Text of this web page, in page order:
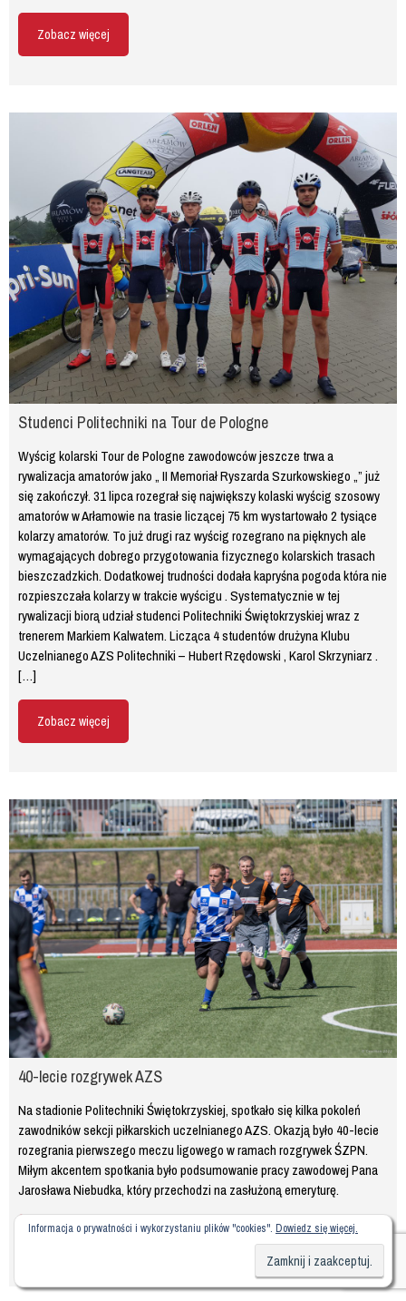
Zobacz więcej
Studenci Politechniki na Tour de Pologne
Wyścig kolarski Tour de Pologne zawodowców jeszcze trwa a
rywalizacja amatorów jako „ II Memoriał Ryszarda Szurkowskiego „” już
się zakończył. 31 lipca rozegrał się największy kolaski wyścig szosowy
amatorów w Arłamowie na trasie liczącej 75 km wystartowało 2 tysiące
kolarzy amatorów. To już drugi raz wyścig rozegrano na pięknych ale
wymagających dobrego przygotowania fizycznego kolarskich trasach
bieszczadzkich. Dodatkowej trudności dodała kapryśna pogoda która nie
rozpieszczała kolarzy w trakcie wyścigu . Systematycznie w tej
rywalizacji biorą udział studenci Politechniki Świętokrzyskiej wraz z
trenerem Markiem Kalwatem. Licząca 4 studentów drużyna Klubu
Uczelnianego AZS Politechniki – Hubert Rzędowski , Karol Skrzyniarz .
[…]
Zobacz więcej
40-lecie rozgrywek AZS
Na stadionie Politechniki Świętokrzyskiej, spotkało się kilka pokoleń
zawodników sekcji piłkarskich uczelnianego AZS. Okazją było 40-lecie
rozegrania pierwszego meczu ligowego w ramach rozgrywek ŚZPN.
Miłym akcentem spotkania było podsumowanie pracy zawodowej Pana
Jarosława Niebudka, który przechodzi na zasłużoną emeryturę.
Zobacz więcej
Informacja o prywatności i wykorzystaniu plików "cookies". Dowiedz się więcej.